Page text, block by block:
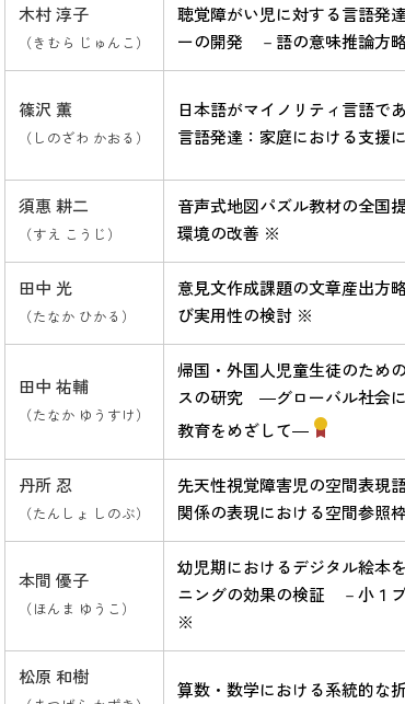
木村 淳子
（きむら じゅんこ）
聴覚障がい児に対する言語発
ーの開発 －語の意味推論方
篠沢 薫
（しのざわ かおる）
日本語がマイノリティ言語で
言語発達：家庭における支援
須惠 耕二
（すえ こうじ）
音声式地図パズル教材の全国
環境の改善 ※
田中 光
（たなか ひかる）
意見文作成課題の文章産出方
び実用性の検討 ※
田中 祐輔
（たなか ゆうすけ）
帰国・外国人児童生徒のため
スの研究 ―グローバル社会
教育をめざして―
丹所 忍
（たんしょ しのぶ）
先天性視覚障害児の空間表
関係の表現における空間参照
本間 優子
（ほんま ゆうこ）
幼児期におけるデジタル絵本
ニングの効果の検証 －小１
※
松原 和樹
算数・数学における系統的な